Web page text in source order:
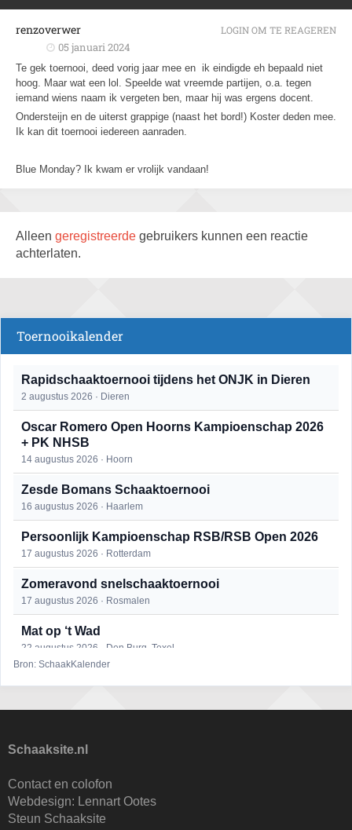
renzoverwer
05 januari 2024
Te gek toernooi, deed vorig jaar mee en ik eindigde eh bepaald niet
hoog. Maar wat een lol. Speelde wat vreemde partijen, o.a. tegen
iemand wiens naam ik vergeten ben, maar hij was ergens docent.
Ondersteijn en de uiterst grappige (naast het bord!) Koster deden mee.
Ik kan dit toernooi iedereen aanraden.
Blue Monday? Ik kwam er vrolijk vandaan!
LOGIN OM TE REAGEREN
Alleen geregistreerde gebruikers kunnen een reactie
achterlaten.
Toernooikalender
Rapidschaaktoernooi tijdens het ONJK in Dieren
2 augustus 2026 · Dieren
Oscar Romero Open Hoorns Kampioenschap 2026
+ PK NHSB
14 augustus 2026 · Hoorn
Zesde Bomans Schaaktoernooi
16 augustus 2026 · Haarlem
Persoonlijk Kampioenschap RSB/RSB Open 2026
17 augustus 2026 · Rotterdam
Zomeravond snelschaaktoernooi
17 augustus 2026 · Rosmalen
Mat op ‘t Wad
22 augustus 2026 · Den Burg, Texel
22 augustus 2026 · Utrecht
23 augustus 2026 · Utrecht
Open Eemlandtoernooi 2026
Bron: SchaakKalender
Schaaksite.nl
Contact en colofon
Webdesign: Lennart Ootes
Steun Schaaksite